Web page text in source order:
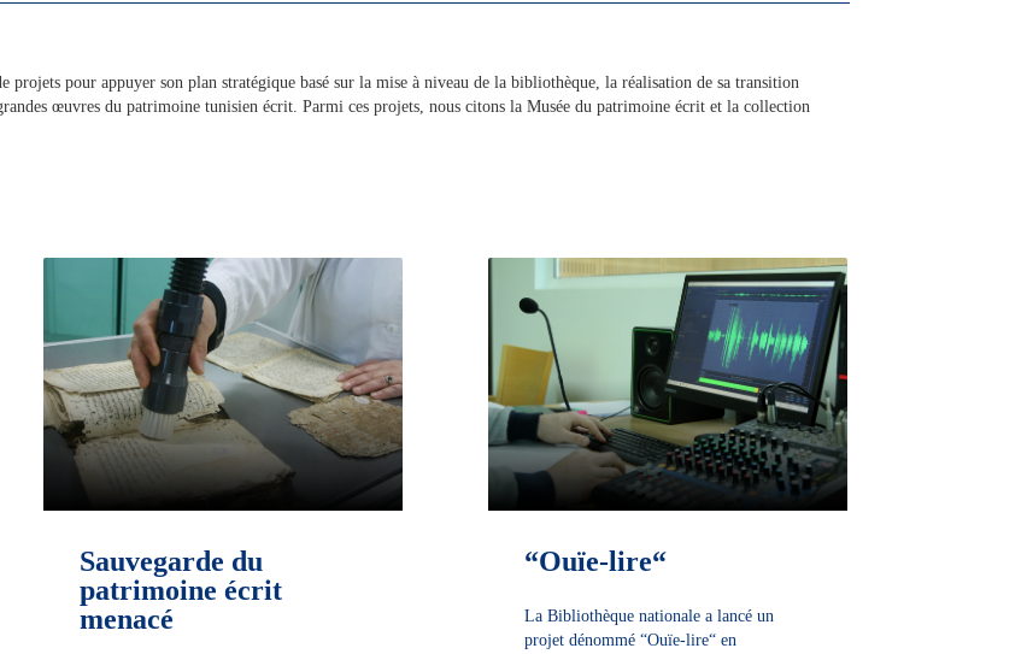
projets pour appuyer son plan stratégique basé sur la mise à niveau de la bibliothèque, la réalisation de sa transition
œuvres du patrimoine tunisien écrit. Parmi ces projets, nous citons la Musée du patrimoine écrit et la collection
Sauvegarde du
patrimoine écrit
menacé
“Ouïe-lire“
La Bibliothèque nationale a lancé un
projet dénommé “Ouïe-lire“ en